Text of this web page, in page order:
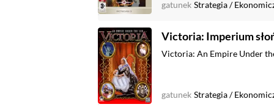
gatunek Strategia/
Victoria: Imperium
Victoria: An Empire Under
gatunek Strategia/